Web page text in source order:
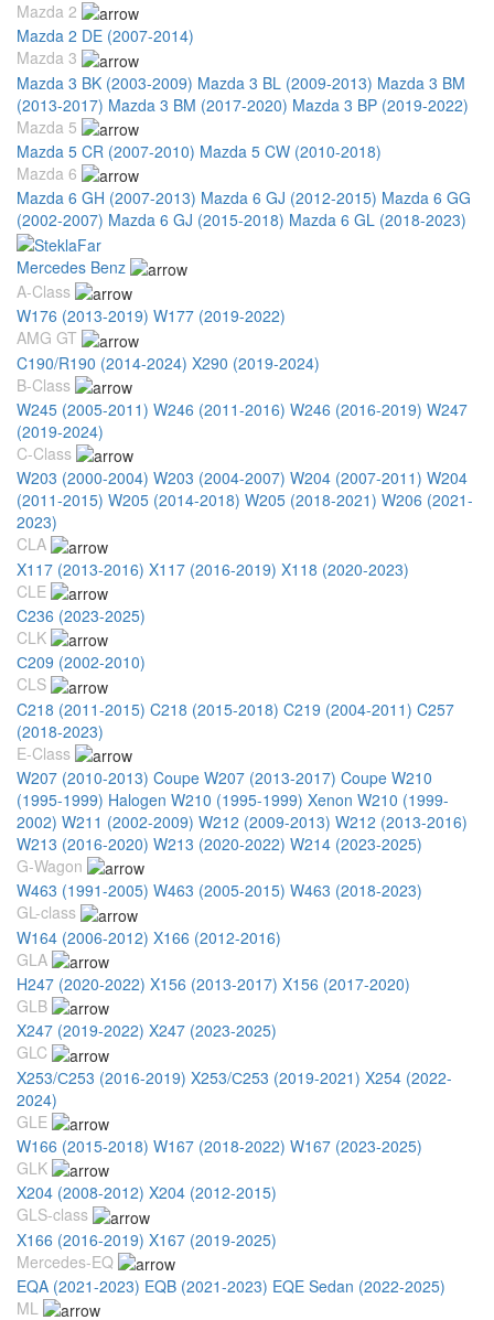
Mazda 2
Mazda 2 DE (2007-2014)
Mazda 3
Mazda 3 BK (2003-2009) Mazda 3 BL (2009-2013) Mazda 3 BM
(2013-2017) Mazda 3 BM (2017-2020) Mazda 3 BP (2019-2022)
Mazda 5
Mazda 5 CR (2007-2010) Mazda 5 CW (2010-2018)
Mazda 6
Mazda 6 GH (2007-2013) Mazda 6 GJ (2012-2015) Mazda 6 GG
(2002-2007) Mazda 6 GJ (2015-2018) Mazda 6 GL (2018-2023)
Mercedes Benz
A-Class
W176 (2013-2019) W177 (2019-2022)
AMG GT
C190/R190 (2014-2024) X290 (2019-2024)
B-Class
W245 (2005-2011) W246 (2011-2016) W246 (2016-2019) W247
(2019-2024)
C-Class
W203 (2000-2004) W203 (2004-2007) W204 (2007-2011) W204
(2011-2015) W205 (2014-2018) W205 (2018-2021) W206 (2021-
2023)
CLA
X117 (2013-2016) X117 (2016-2019) X118 (2020-2023)
CLE
C236 (2023-2025)
CLK
С209 (2002-2010)
CLS
C218 (2011-2015) C218 (2015-2018) C219 (2004-2011) C257
(2018-2023)
E-Class
W207 (2010-2013) Coupe W207 (2013-2017) Coupe W210
(1995-1999) Halogen W210 (1995-1999) Xenon W210 (1999-
2002) W211 (2002-2009) W212 (2009-2013) W212 (2013-2016)
W213 (2016-2020) W213 (2020-2022) W214 (2023-2025)
G-Wagon
W463 (1991-2005) W463 (2005-2015) W463 (2018-2023)
GL-class
W164 (2006-2012) X166 (2012-2016)
GLA
H247 (2020-2022) X156 (2013-2017) X156 (2017-2020)
GLB
X247 (2019-2022) X247 (2023-2025)
GLC
X253/С253 (2016-2019) X253/С253 (2019-2021) X254 (2022-
2024)
GLE
W166 (2015-2018) W167 (2018-2022) W167 (2023-2025)
GLK
X204 (2008-2012) X204 (2012-2015)
GLS-class
X166 (2016-2019) X167 (2019-2025)
Mercedes-EQ
EQA (2021-2023) EQB (2021-2023) EQE Sedan (2022-2025)
ML